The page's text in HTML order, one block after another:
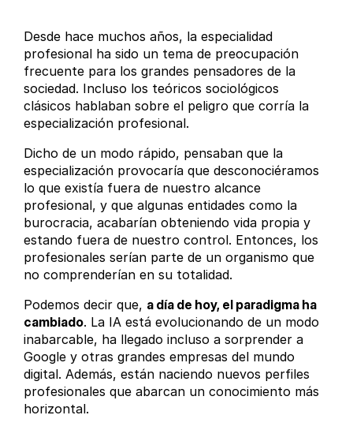
Desde hace muchos años, la especialidad
profesional ha sido un tema de preocupación
frecuente para los grandes pensadores de la
sociedad. Incluso los teóricos sociológicos
clásicos hablaban sobre el peligro que corría la
especialización profesional.
Dicho de un modo rápido, pensaban que la
especialización provocaría que desconociéramos
lo que existía fuera de nuestro alcance
profesional, y que algunas entidades como la
burocracia, acabarían obteniendo vida propia y
estando fuera de nuestro control. Entonces, los
profesionales serían parte de un organismo que
no comprenderían en su totalidad.
Podemos decir que, a día de hoy, el paradigma ha
cambiado. La IA está evolucionando de un modo
inabarcable, ha llegado incluso a sorprender a
Google y otras grandes empresas del mundo
digital. Además, están naciendo nuevos perfiles
profesionales que abarcan un conocimiento más
horizontal.